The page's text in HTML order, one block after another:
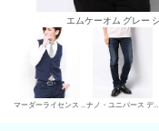
エムケーオム グレー
マーダーライセンス ジレ ナノ・ユニバース デニムパンツ・ジーンズ